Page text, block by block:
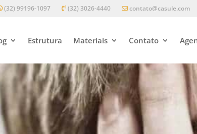
(32) 99196-1097 (32) 3026-4440 contato@casule.com
Estrutura Materiais Contato